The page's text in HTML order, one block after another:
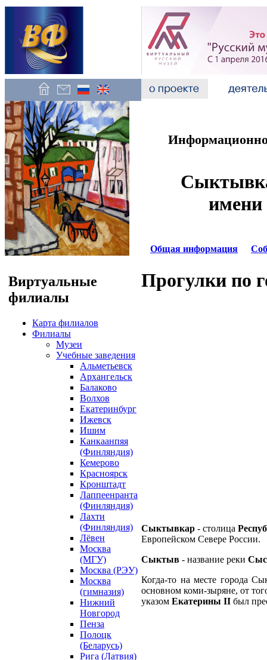
Виртуальные
филиалы
Карта филиалов
Филиалы
Музеи
Учебные заведения
Альметьевск
Архангельск
Балаково
Волхов
Екатеринбург
Ижевск
Ишим
Канкаанпяя
(Финляндия)
Кемерово
Красноярск
Кронштадт
Лаппеенранта
(Финляндия)
Лахти
(Финляндия)
Лёвен
Москва
(МГУ)
Москва (РЭУ)
Москва
(гимназия)
Нижний
Новгород
Пенза
Полоцк
(Беларусь)
Рига (Латвия)
Общая информация
Прогулки по
Сыктывкар - столица
Европейском Севере России.
Сыктыв - название реки
Когда-то на месте города
основном коми-зыряне, от
указом Екатерины II был